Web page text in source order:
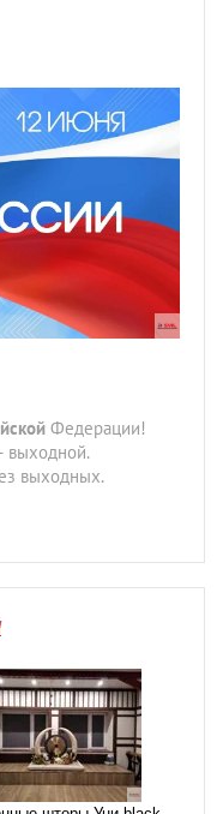
Федерации!
выходной.
выходных.